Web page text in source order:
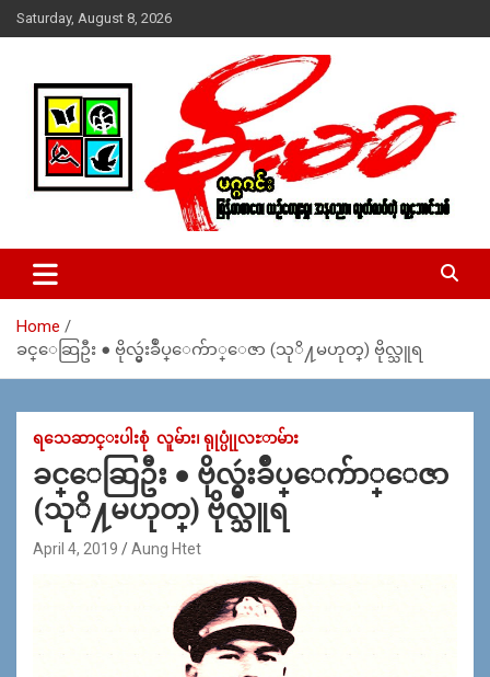
Skip
to
Saturday, August 8, 2026
MoeMaKa Burmese News &
Media
ယ္ေရး – အမွတ္ ၂၅၄၊ ပထပ္၊ လမ္း ၄၀၊ ေက်ာက္တံတား၊ ရန္ကုန္။
(ဖုုံး – ၀၉ ၂၅၂ ၂၄၉ ၀၉၄ ၊ ၀၉ ၄၂၁ ၇၄၃ ၇၅၃ ၊ ၀၉ ၅၀၄ ၁၀ ၅၈) ျ
ဇာေစ်းသစ္ ။ ၀၉ ၇၈၆၈၃၇ ၃၀၅ / ၀၉ ၉၆၃၆၉၉၈၃၄
Home
ခင္ေဆြဦး ● ဗိုလ္မွဴးခ်ဳပ္ေက်ာ္ေဇာ (သုိ႔မဟုတ္) ဗိုလ္သူရ
ရသေဆာင္းပါးစုံ လူမ်ား၊ ရုုပ္ပုုံလႊာမ်ား
ခင္ေဆြဦး ● ဗိုလ္မွဴးခ်ဳပ္ေက်ာ္ေဇာ
(သုိ႔မဟုတ္) ဗိုလ္သူရ
April 4, 2019 Aung Htet